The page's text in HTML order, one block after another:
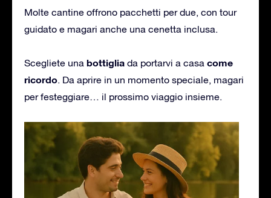
Molte cantine offrono pacchetti per due, con tour
guidato e magari anche una cenetta inclusa.
Scegliete una bottiglia da portarvi a casa come
ricordo. Da aprire in un momento speciale, magari
per festeggiare… il prossimo viaggio insieme.